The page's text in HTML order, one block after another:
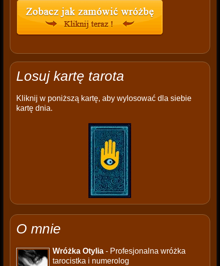
Losuj kartę tarota
Kliknij w poniższą kartę, aby wylosować dla siebie
kartę dnia.
O mnie
Wróżka Otylia- Profesjonalna wróżka
tarocistka i numerolog